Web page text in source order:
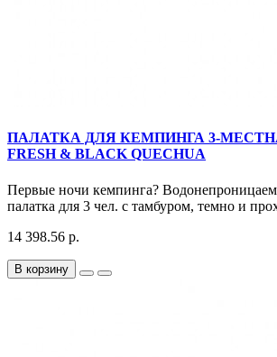
ПАЛАТКА ДЛЯ КЕМПИНГА 3-
FRESH & BLACK QUECHUA
Первые ночи кемпинга?
палатка для 3 чел. с тамбуром, темно и
14 398.56 р.
В корзину